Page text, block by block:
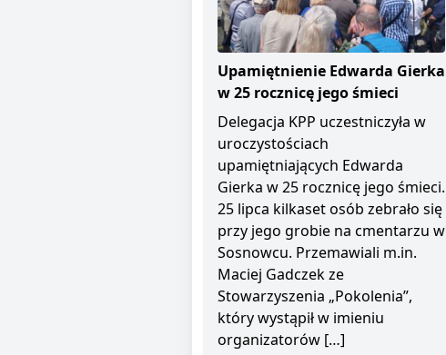
Upamiętnienie Edwarda Gierka
w 25 rocznicę jego śmieci
Delegacja KPP uczestniczyła w
uroczystościach
upamiętniających Edwarda
Gierka w 25 rocznicę jego śmieci.
25 lipca kilkaset osób zebrało się
przy jego grobie na cmentarzu w
Sosnowcu. Przemawiali m.in.
Maciej Gadczek ze
Stowarzyszenia „Pokolenia”,
który wystąpił w imieniu
organizatorów […]